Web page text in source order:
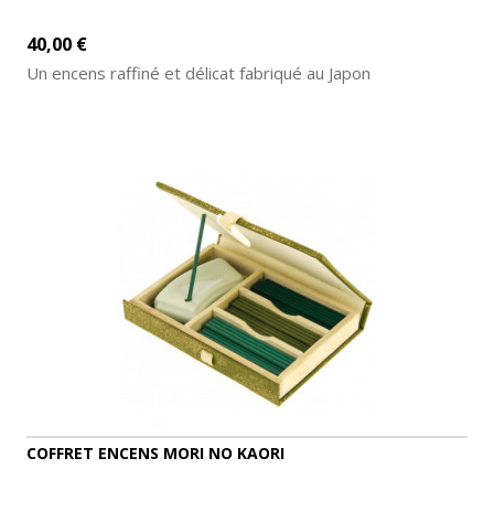
40,00 €
Un encens raffiné et délicat fabriqué au Japon
COFFRET ENCENS MORI NO KAORI